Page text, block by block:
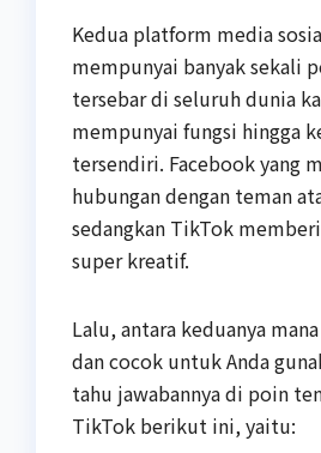
Kedua platform media
mempunyai banyak sekali
tersebar di seluruh dunia
mempunyai fungsi hingga
tersendiri. Facebook yang
hubungan dengan teman
sedangkan TikTok
super kreatif.
Lalu, antara keduanya
dan cocok untuk Anda
tahu jawabannya di poin
TikTok berikut ini, yaitu: